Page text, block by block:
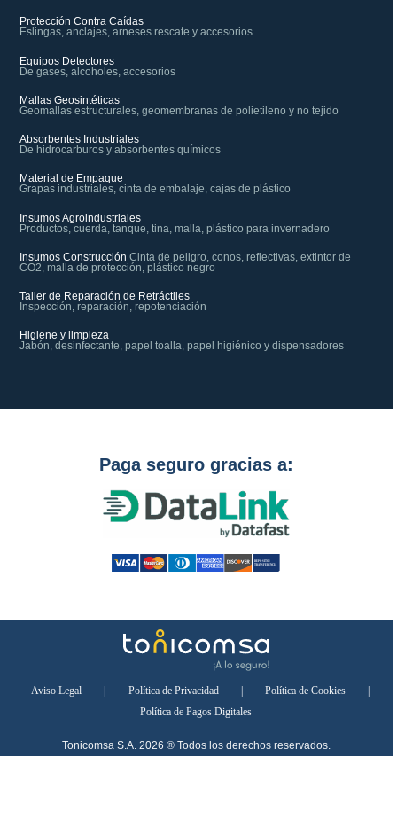
Protección Contra Caídas
Eslingas, anclajes, arneses rescate y accesorios
Equipos Detectores
De gases, alcoholes, accesorios
Mallas Geosintéticas
Geomallas estructurales, geomembranas de polietileno y no tejido
Absorbentes Industriales
De hidrocarburos y absorbentes químicos
Material de Empaque
Grapas industriales, cinta de embalaje, cajas de plástico
Insumos Agroindustriales
Productos, cuerda, tanque, tina, malla, plástico para invernadero
Insumos Construcción Cinta de peligro, conos, reflectivas, extintor de
CO2, malla de protección, plástico negro
Taller de Reparación de Retráctiles
Inspección, reparación, repotenciación
Higiene y limpieza
Jabón, desinfectante, papel toalla, papel higiénico y dispensadores
Paga seguro gracias a:
Aviso Legal | Política de Privacidad | Política de Cookies
|
Política de Pagos Digitales
Tonicomsa S.A. 2026 ® Todos los derechos reservados.